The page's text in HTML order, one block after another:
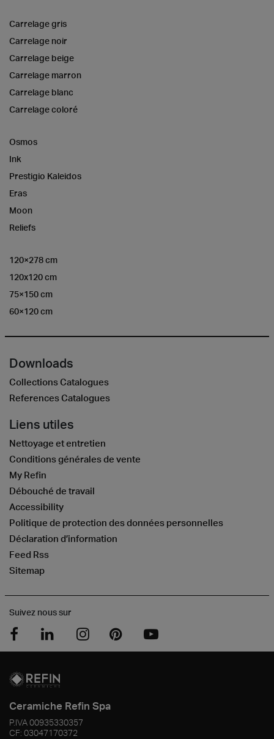
Carrelage gris
Carrelage noir
Carrelage beige
Carrelage marron
Carrelage blanc
Carrelage coloré
Osmos
Ink
Prestigio Kaleidos
Eras
Moon
Reliefs
120×278 cm
120x120 cm
75×150 cm
60×120 cm
Downloads
Collections Catalogues
References Catalogues
Liens utiles
Nettoyage et entretien
Conditions générales de vente
My Refin
Débouché de travail
Accessibility
Politique de protection des données personnelles
Déclaration d’information
Feed Rss
Sitemap
Suivez nous sur
Ceramiche Refin Spa
P.IVA00935330357
CF: 03047170372